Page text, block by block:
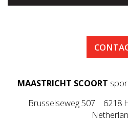
MAASTRICHT SCOORT
Brusselseweg 507 6218